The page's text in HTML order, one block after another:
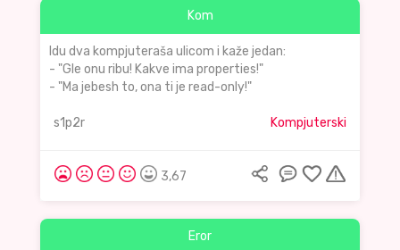
Kom
Idu dva kompjuteraša ulicom i kaže jedan:
- "Gle onu ribu! Kakve ima properties!"
- "Ma jebesh to, ona ti je read-only!"
s1p2r Kompjuterski
3,67
Eror